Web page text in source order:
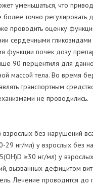
уменьшаться, что
более точно
проводить оценку
сердечными
почек дозу
90 перцентиля для
массой тела. Во время
транспортным
не проводились.
без нарушений
29 нг/мл) у взрослых
≥30 нг/мл) у
вызванных дефицитом
Лечение проводится